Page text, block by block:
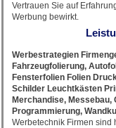
Vertrauen Sie auf
Werbung bewirkt.
Werbestrategien
Fahrzeugfolierung,
Fensterfolien Folien
Schilder Leuchtkästen
Merchandise, Messebau,
Programmierung,
Werbetechnik Firmen sind